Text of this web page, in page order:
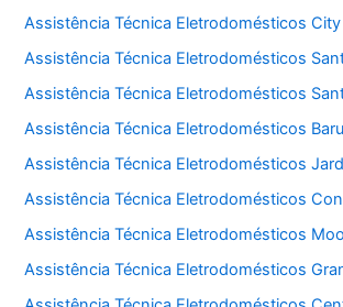
Assistência Técnica Eletrodomésticos
Assistência Técnica Eletrodomésticos
Assistência Técnica Eletrodomésticos
Assistência Técnica Eletrodomésticos
Assistência Técnica Eletrodomésticos
Assistência Técnica Eletrodomésticos
Assistência Técnica Eletrodomésticos
Assistência Técnica Eletrodomésticos